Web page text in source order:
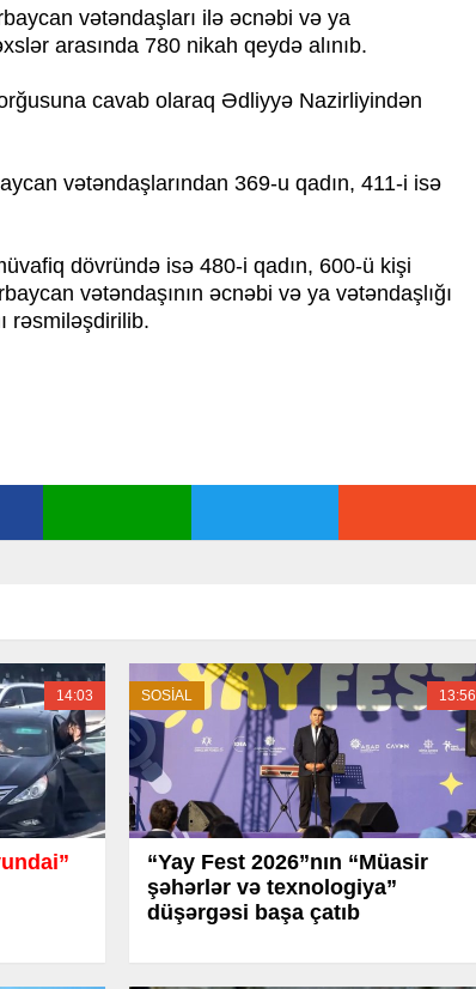
vətəndaşları ilə əcnəbi və ya
arasında 780 nikah qeydə alınıb.
cavab olaraq Ədliyyə Nazirliyindən
vətəndaşlarından 369-u qadın, 411-i isə
dövründə isə 480-i qadın, 600-ü kişi
vətəndaşının əcnəbi və ya vətəndaşlığı
rəsmiləşdirilib.
14:03 SOSİAL 13:56
“Yay Fest 2026”nın “Müasir
şəhərlər və texnologiya”
düşərgəsi başa çatıb